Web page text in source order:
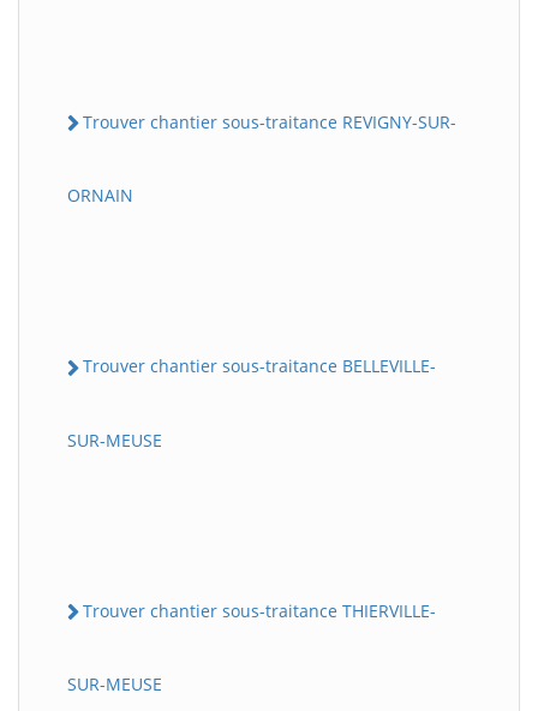
Trouver chantier sous-traitance REVIGNY-SUR-
ORNAIN
Trouver chantier sous-traitance BELLEVILLE-
SUR-MEUSE
Trouver chantier sous-traitance THIERVILLE-
SUR-MEUSE